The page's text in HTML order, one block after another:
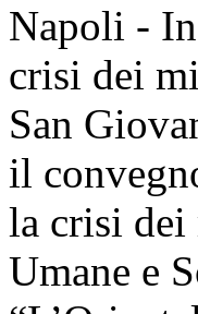
Napoli -
crisi dei
San
il
la crisi dei
Umane e